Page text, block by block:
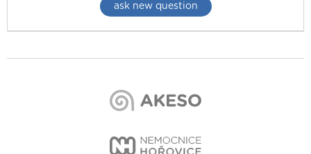
ask new question